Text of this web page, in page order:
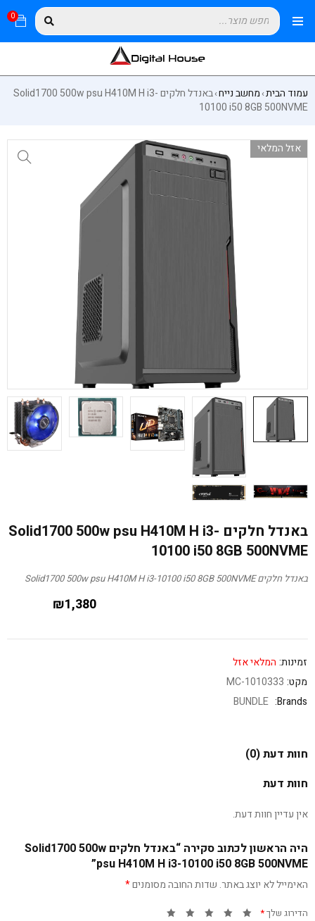
0
עמוד הבית›מחשב נייח›
באנדל חלקים Solid1700 500w psu H410M H i3-
10100 i50 8GB 500NVME
אזל המלאי
באנדל חלקים Solid1700 500w psu H410M H i3-
10100 i50 8GB 500NVME
באנדל חלקים Solid1700 500w psu H410M H i3-10100 i50 8GB 500NVME
₪1,380
זמינות: המלאי אזל
מקט: MC-1010333
Brands:
BUNDLE
חוות דעת (0)
חוות דעת
אין עדיין חוות דעת.
היה הראשון לכתוב סקירה “באנדל חלקים Solid1700 500w
psu H410M H i3-10100 i50 8GB 500NVME”
האימייל לא יוצג באתר. שדות החובה מסומנים*
הדירוג שלך*